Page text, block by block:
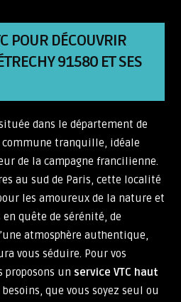
POUR DÉCOUVRIR
91580 ET SES
dans le département de
commune tranquille, idéale
de la campagne francilienne.
au sud de Paris, cette localité
les amoureux de la nature et
en quête de sérénité, de
atmosphère authentique,
vous séduire. Pour vos
proposons un service VTC haut
besoins, que vous soyez seul ou